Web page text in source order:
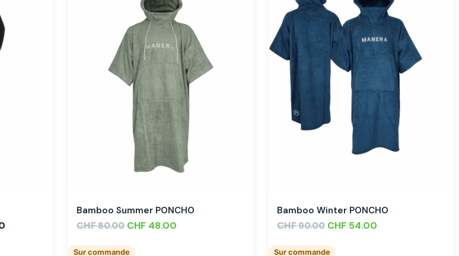
Bamboo Summer PONCHO
CHF80.00 CHF 48.00
Sur commande
Bamboo Winter PONCHO
CHF90.00 CHF54.00
Sur commande